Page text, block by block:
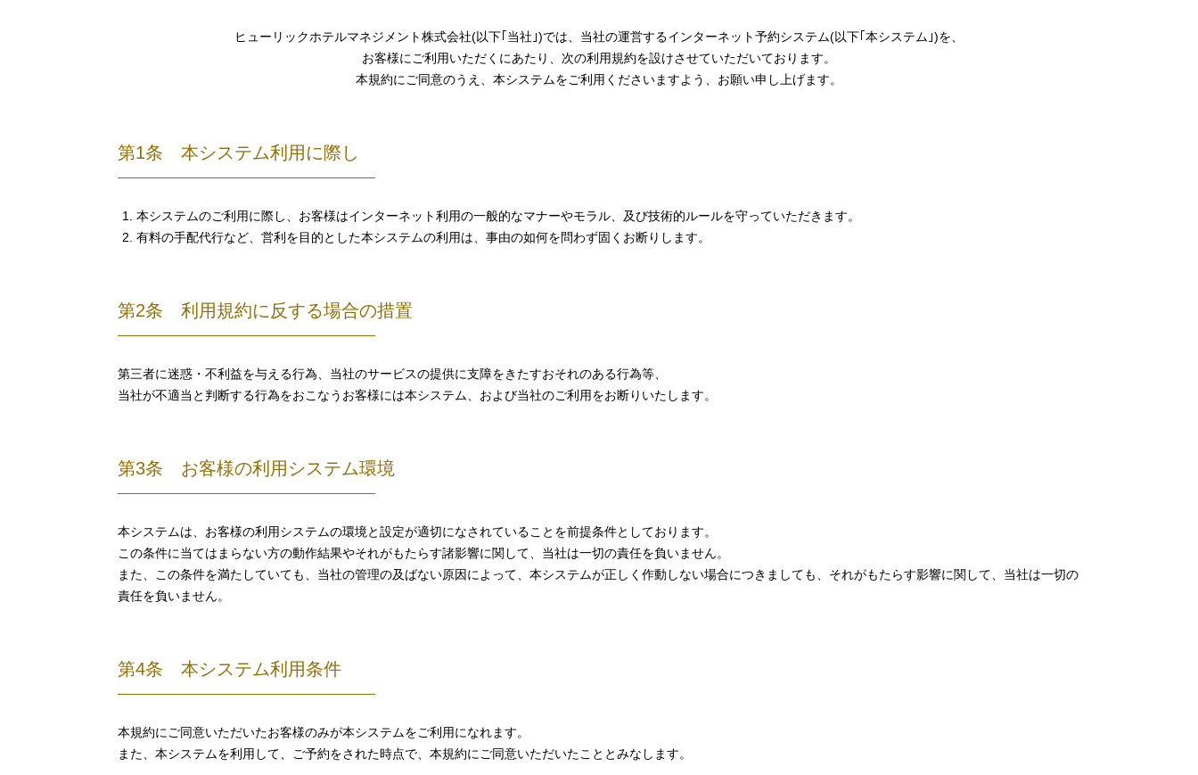
ヒューリックホテルマネジメント株式会社(以下｢当社｣)では、当社の運営するインターネット予約システム(以下｢本システム｣)を、
お客様にご利用いただくにあたり、次の利用規約を設けさせていただいております。
本規約にご同意のうえ、本システムをご利用くださいますよう、お願い申し上げます。
第1条 本システム利用に際し
本システムのご利用に際し、お客様はインターネット利用の一般的なマナーやモラル、及び技術的ルールを守っていただきます。
有料の手配代行など、営利を目的とした本システムの利用は、事由の如何を問わず固くお断りします。
第2条 利用規約に反する場合の措置
第三者に迷惑・不利益を与える行為、当社のサービスの提供に支障をきたすおそれのある行為等、
当社が不適当と判断する行為をおこなうお客様には本システム、および当社のご利用をお断りいたします。
第3条 お客様の利用システム環境
本システムは、お客様の利用システムの環境と設定が適切になされていることを前提条件としております。
この条件に当てはまらない方の動作結果やそれがもたらす諸影響に関して、当社は一切の責任を負いません。
また、この条件を満たしていても、当社の管理の及ばない原因によって、本システムが正しく作動しない場合につきましても、それがもたらす影響に関して、当社は一切の
責任を負いません。
第4条 本システム利用条件
本規約にご同意いただいたお客様のみが本システムをご利用になれます。
また、本システムを利用して、ご予約をされた時点で、本規約にご同意いただいたこととみなします。